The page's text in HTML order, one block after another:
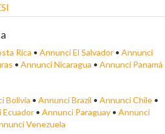
Rica • Annunci El Salvador • Annunci
• Annunci Nicaragua • Annunci Panamá
Bolivia • Annunci Brazil • Annunci Chile •
Ecuador • Annunci Paraguay • Annunci
Venezuela